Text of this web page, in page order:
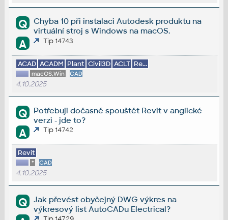
Q
Chyba 10 při instalaci Autodesk produktu na
virtuální stroj s Windows na macOS.
A Tip 14743
ACAD ACADM Plant Civil3D ACLT Re...
macOS,Win CAD
4.10.2025
Q
Potřebuji dočasně spouštět Revit v anglické
verzi - jde to?
A Tip 14742
Revit
* CAD
4.10.2025
Q
Jak převést obyčejný DWG výkres na
výkresový list AutoCADu Electrical?